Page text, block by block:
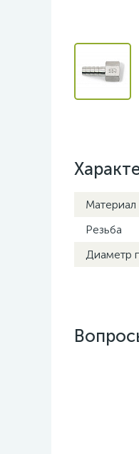
Материал
Резьба
Диаметр